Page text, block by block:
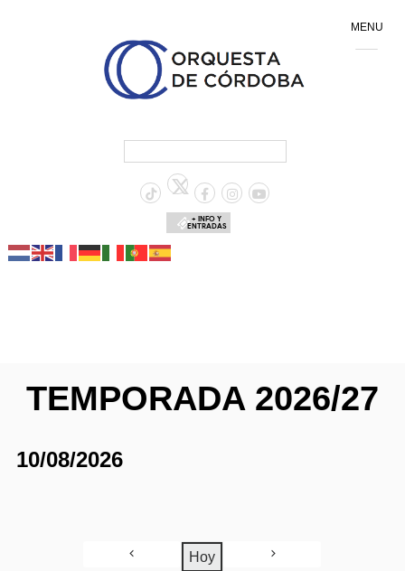
+ INFO Y
ENTRADAS
TEMPORADA 2026/27
10/08/2026
Hoy
MENU